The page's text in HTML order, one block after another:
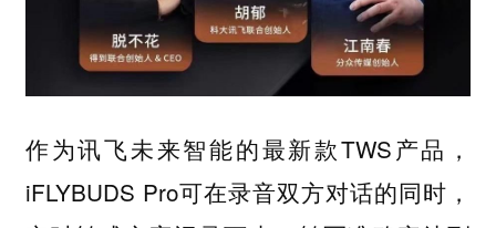
作为讯飞未来智能的最新款TWS产品，
iFLYBUDS Pro可在录音双方对话的同时，